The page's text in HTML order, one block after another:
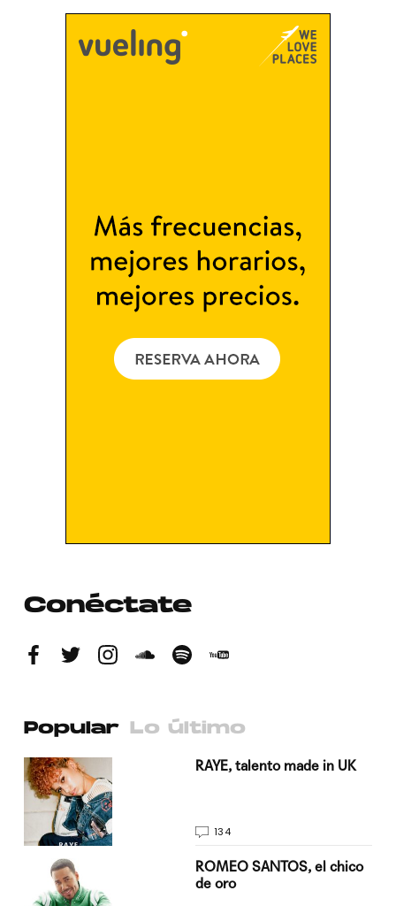
Conéctate
Popular Lo último
RAYE, talento made in UK
134
ROMEO SANTOS, el chico
de oro